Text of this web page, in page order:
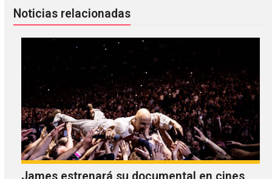
Noticias relacionadas
James estrenará su documental en cines